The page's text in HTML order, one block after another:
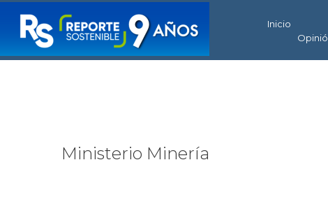
Inicio
Ministerio Minería